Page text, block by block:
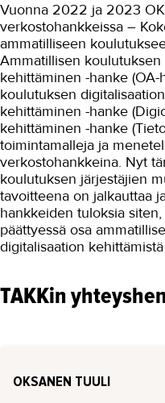
Strapetsi 2
Tuottavuutta
Turvallinen
digitali...
VIERKO 2
logistiikka-
Päättyneet
Kansainvälinen
Yhteystiedot
Vuonna 2022 ja 2023
verkostohankkeissa –
ammatilliseen
Ammatillisen
kehittäminen -hanke
koulutuksen
kehittäminen -hanke
kehittäminen -hanke
toimintamalleja ja
verkostohankkeina. Nyt
koulutuksen järjestäjien
tavoitteena on jalkauttaa
hankkeiden tuloksia
päättyessä osa
digitalisaation
TAKKin
OKSANEN TUULI